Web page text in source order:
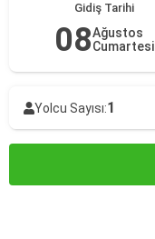
Gidiş Tarihi
08Ağustos
Cumartesi
Yolcu Sayısı:1